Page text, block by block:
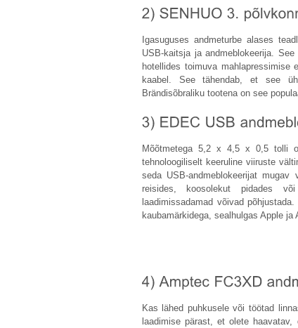
Igasuguses andmeturbe alases
USB-kaitsja ja andmeblokeerija.
hotellides toimuva
kaabel. See tähendab, et see
Brändisõbraliku tootena on see
Mõõtmetega 5,2 x 4,5 x 0,5 tolli
tehnoloogiliselt keeruline viiruste
seda USB-andmeblokeerijat
reisides, koosolekut pidades
laadimissadamad võivad
kaubamärkidega, sealhulgas Apple
Kas lähed puhkusele või töötad
laadimise pärast, et olete